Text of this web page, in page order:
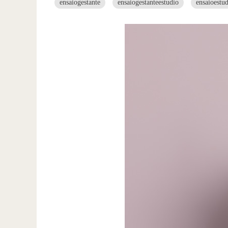
ensaiogestante ensaiogestanteestudio